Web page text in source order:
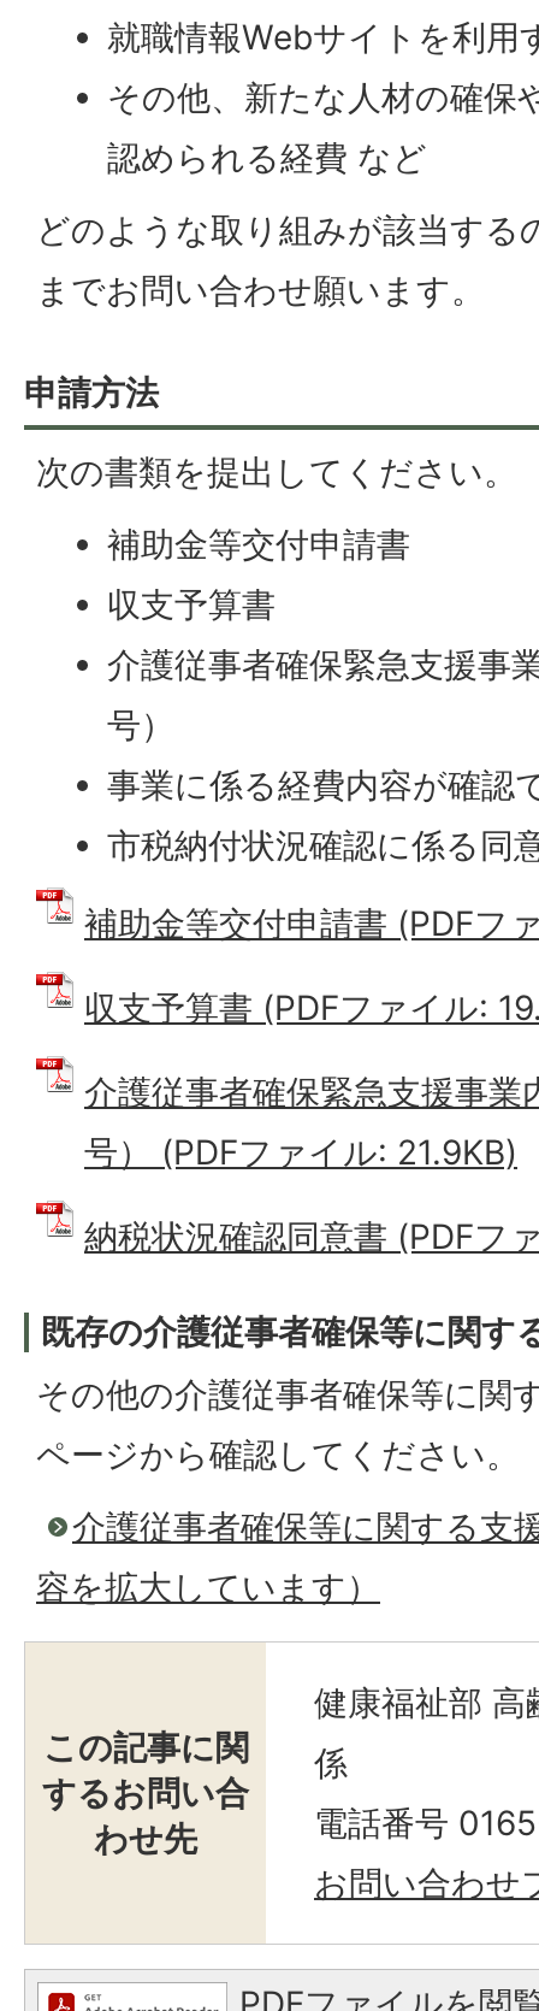
就職情報Webサイトを利用
その他、新たな人材の確保
認められる経費 など
どのような取り組みが該当する
までお問い合わせ願います。
申請方法
次の書類を提出してください。
補助金等交付申請書
収支予算書
介護従事者確保緊急支援事
号）
事業に係る経費内容が確認
市税納付状況確認に係る同
補助金等交付申請書 (PDFフ
収支予算書 (PDFファイル:
介護従事者確保緊急支援事業
号） (PDFファイル: 21.9KB)
納税状況確認同意書 (PDFフ
既存の介護従事者確保等に関す
その他の介護従事者確保等に関
ページから確認してください。
介護従事者確保等に関する支
容を拡大しています）
この記事に関
するお問い合
わせ先
健康福祉部 高
係
電話番号
お問い合わせ